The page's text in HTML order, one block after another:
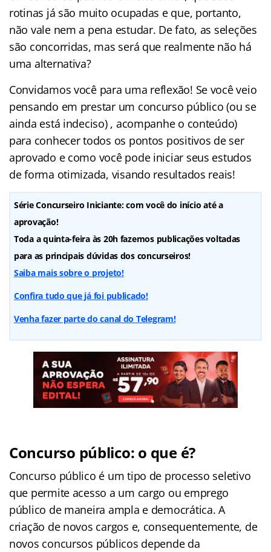
rotinas já são muito ocupadas e que, portanto,
não vale nem a pena estudar. De fato, as seleções
são concorridas, mas será que realmente não há
uma alternativa?
Convidamos você para uma reflexão! Se você veio
pensando em prestar um concurso público (ou se
ainda está indeciso) , acompanhe o conteúdo)
para conhecer todos os pontos positivos de ser
aprovado e como você pode iniciar seus estudos
de forma otimizada, visando resultados reais!
Série Concurseiro Iniciante: com você do início até a
aprovação!
Toda a quinta-feira às 20h fazemos publicações voltadas
para as principais dúvidas dos concurseiros!
Saiba mais sobre o projeto!
Confira tudo que já foi publicado!
Venha fazer parte do canal do Telegram!
Concurso público: o que é?
Concurso público é um tipo de processo seletivo
que permite acesso a um cargo ou emprego
público de maneira ampla e democrática. A
criação de novos cargos e, consequentemente, de
novos concursos públicos depende da